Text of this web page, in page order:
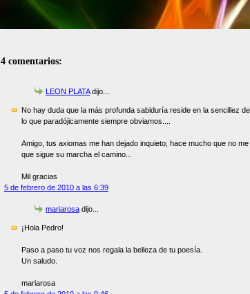
4 comentarios:
LEON PLATAdijo...
No hay duda que la más profunda sabiduría reside en la sencillez
lo que paradójicamente siempre obviamos....
Amigo, tus axiomas me han dejado inquieto; hace mucho que no
que sigue su marcha el camino...
Mil gracias
5 de febrero de 2010 a las 6:39
mariarosa dijo...
¡Hola Pedro!
Paso a paso tu voz nos regala la belleza de tu poesía.
Un saludo.
mariarosa